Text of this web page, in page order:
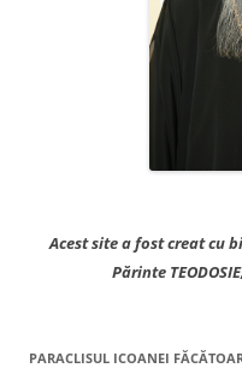
Acest site a fost creat cu
Părinte
PARACLISUL ICOANEI